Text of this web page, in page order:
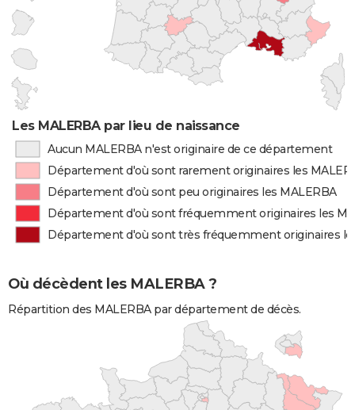
Les MALERBA par lieu de naissance
Aucun MALERBA n'est originaire de ce département
Département d'où sont rarement originaires les
Département d'où sont peu originaires les MALERBA
Département d'où sont fréquemment originaires les
Département d'où sont très fréquemment originaires
Où décèdent les MALERBA ?
Répartition des MALERBA par département de décès.